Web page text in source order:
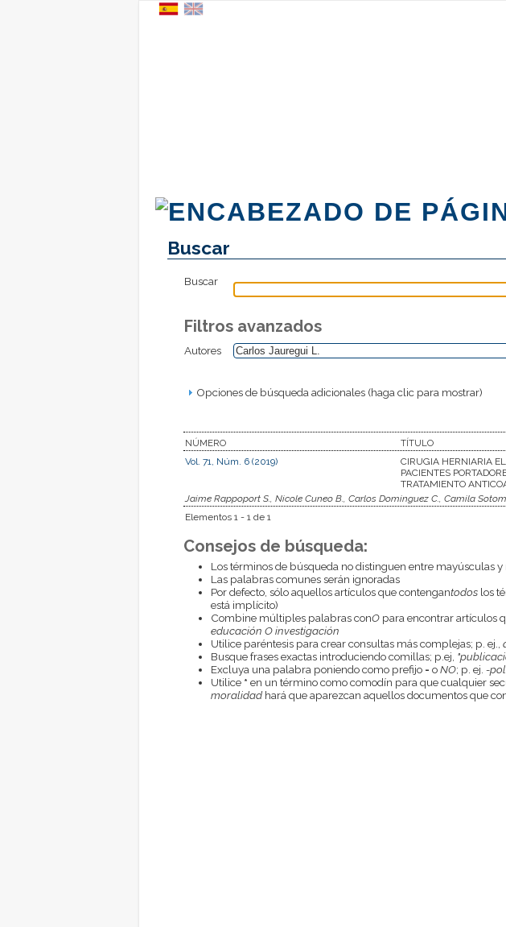
Buscar
Buscar
Filtros avanzados
Autores
Opciones de búsqueda adicionales (haga clic para mostrar)
NÚMERO
TÍTULO
Vol. 71, Núm. 6 (2019)
CIRUGIA HERNIARIA
PACIENTES
TRATAMIENTO
Jaime Rappoport S., Nicole Cuneo B., Carlos Dominguez C., Camila
Elementos 1 - 1 de 1
Consejos de búsqueda:
Los términos de búsqueda no distinguen entre mayúsculas
Las palabras comunes serán ignoradas
Por defecto, sólo aquellos artículos que contengantodoslos
está implícito)
Combine múltiples palabras conOpara encontrar artículos
educación O investigación
Utilice paréntesis para crear consultas más complejas; p. ej.,
Busque frases exactas introduciendo comillas; p.ej,
Excluya una palabra poniendo como prefijo - oNO; p. ej. -
Utilice * en un término como comodín para que cualquier
moralidadhará que aparezcan aquellos documentos que